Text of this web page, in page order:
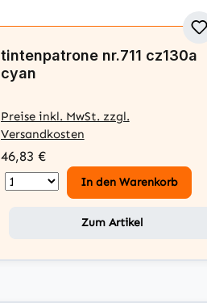
tintenpatrone nr.711 cz130a
cyan
Preise inkl. MwSt. zzgl.
Versandkosten
46,83 €
In den Warenkorb
Zum Artikel